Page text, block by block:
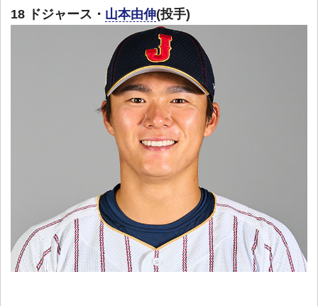
18 ドジャース・ 山本由伸(投手)